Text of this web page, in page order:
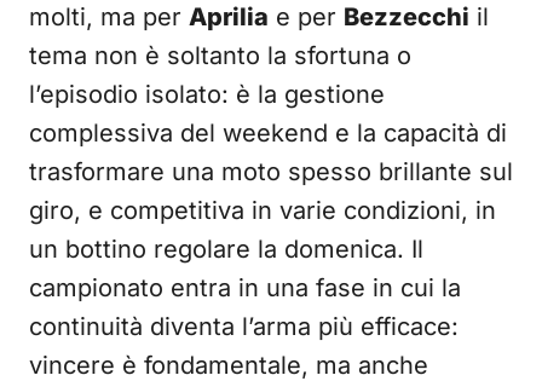
molti, ma per Aprilia e per Bezzecchi il
tema non è soltanto la sfortuna o
l’episodio isolato: è la gestione
complessiva del weekend e la capacità di
trasformare una moto spesso brillante sul
giro, e competitiva in varie condizioni, in
un bottino regolare la domenica. Il
campionato entra in una fase in cui la
continuità diventa l’arma più efficace:
vincere è fondamentale, ma anche